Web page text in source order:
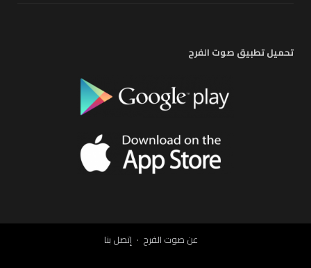
تحميل تطبيق صوت الفرح
عن صوت الفرح إتصل بنا